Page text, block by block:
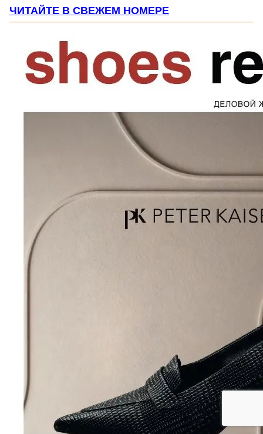
ЧИТАЙТЕ В СВЕЖЕМ НОМЕРЕ